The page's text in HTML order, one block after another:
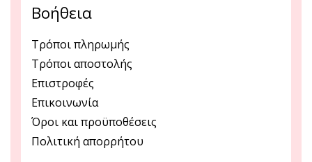
Βοήθεια
Τρόποι πληρωμής
Τρόποι αποστολής
Επιστροφές
Επικοινωνία
Όροι και προϋποθέσεις
Πολιτική απορρήτου